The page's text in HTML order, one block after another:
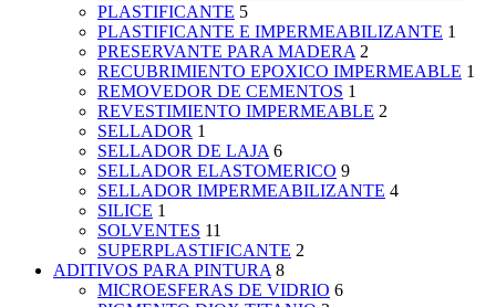
PLASTIFICANTE 5
PLASTIFICANTE E IMPERMEABILIZANTE 1
PRESERVANTE PARA MADERA 2
RECUBRIMIENTO EPOXICO IMPERMEABLE 1
REMOVEDOR DE CEMENTOS 1
REVESTIMIENTO IMPERMEABLE 2
SELLADOR 1
SELLADOR DE LAJA 6
SELLADOR ELASTOMERICO 9
SELLADOR IMPERMEABILIZANTE 4
SILICE 1
SOLVENTES 11
SUPERPLASTIFICANTE 2
ADITIVOS PARA PINTURA 8
MICROESFERAS DE VIDRIO 6